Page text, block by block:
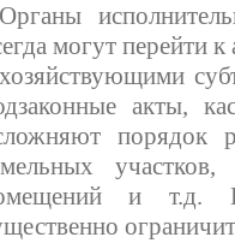
Органы
могут перейти
акты,
порядок
и т.д.